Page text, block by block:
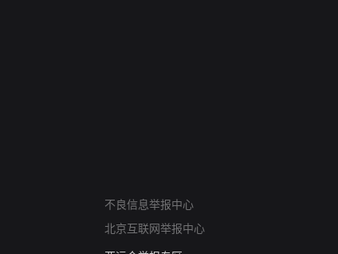
不良信息举报中心
北京互联网举报中心
算法推荐专项举报